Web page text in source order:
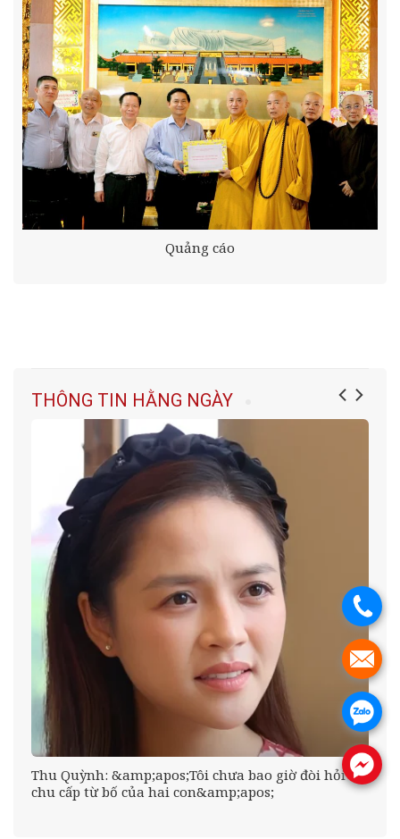
Quảng cáo
THÔNG TIN HẰNG NGÀY
Thu Quỳnh: &amp;apos;Tôi chưa bao giờ đòi hỏi
chu cấp từ bố của hai con&amp;apos;
.
.
.
.